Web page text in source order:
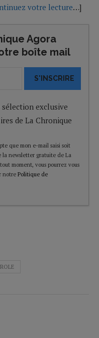
votre lecture…]
Agora
boîte mail
S'INSCRIRE
exclusive
de La Chronique
que mon e-mail saisi soit
newsletter gratuite de La
moment, vous pourrez vous
notre Politique de